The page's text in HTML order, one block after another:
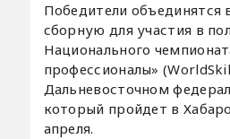
Победители объединятся
сборную для участия в
Национального
профессионалы»
Дальневосточном
который пройдет в
апреля.